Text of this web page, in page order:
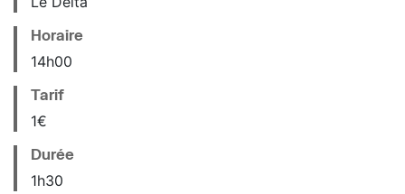
Horaire
14h00
Tarif
1€
Durée
1h30